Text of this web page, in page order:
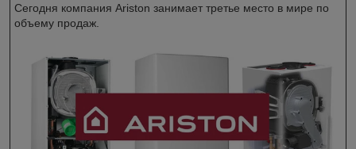
Сегодня компания Ariston занимает третье место в мире по
объему продаж.